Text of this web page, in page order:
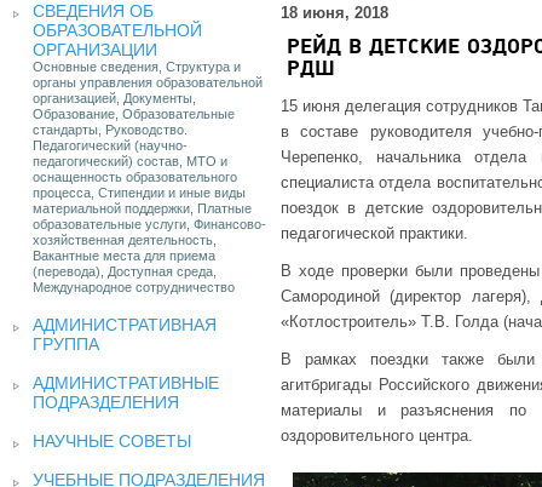
СВЕДЕНИЯ ОБ
ОБРАЗОВАТЕЛЬНОЙ
ОРГАНИЗАЦИИ
Основные сведения, Структура и
органы управления образовательной
организацией, Документы,
Образование, Образовательные
стандарты, Руководство.
Педагогический (научно-
педагогический) состав, МТО и
оснащенность образовательного
процесса, Стипендии и иные виды
материальной поддержки, Платные
образовательные услуги, Финансово-
хозяйственная деятельность,
Вакантные места для приема
(перевода), Доступная среда,
Международное сотрудничество
АДМИНИСТРАТИВНАЯ
ГРУППА
АДМИНИСТРАТИВНЫЕ
ПОДРАЗДЕЛЕНИЯ
НАУЧНЫЕ СОВЕТЫ
УЧЕБНЫЕ ПОДРАЗДЕЛЕНИЯ
18 июня, 2018
РЕЙД В ДЕТСКИЕ
РДШ
15 июня делегация сотрудников
в составе руководителя
Черепенко, начальника отдела
специалиста отдела
поездок в детские
педагогической практики.
В ходе проверки были
Самородиной (директор
«Котлостроитель» Т.В. Голда
В рамках поездки также были
агитбригады Российского
материалы и разъяснения по
оздоровительного центра.